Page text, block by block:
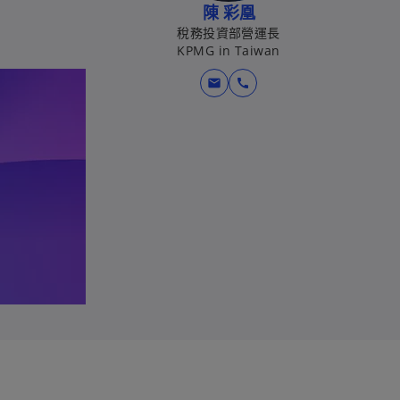
陳 彩凰
稅務投資部營運長
KPMG in Taiwan
mail call